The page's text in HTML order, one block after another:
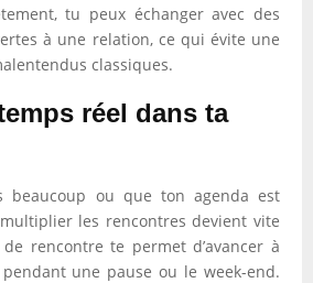
tu peux échanger avec des
à une relation, ce qui évite une
classiques.
réel dans ta
beaucoup ou que ton agenda est
les rencontres devient vite
rencontre te permet d’avancer à
une pause ou le week-end.